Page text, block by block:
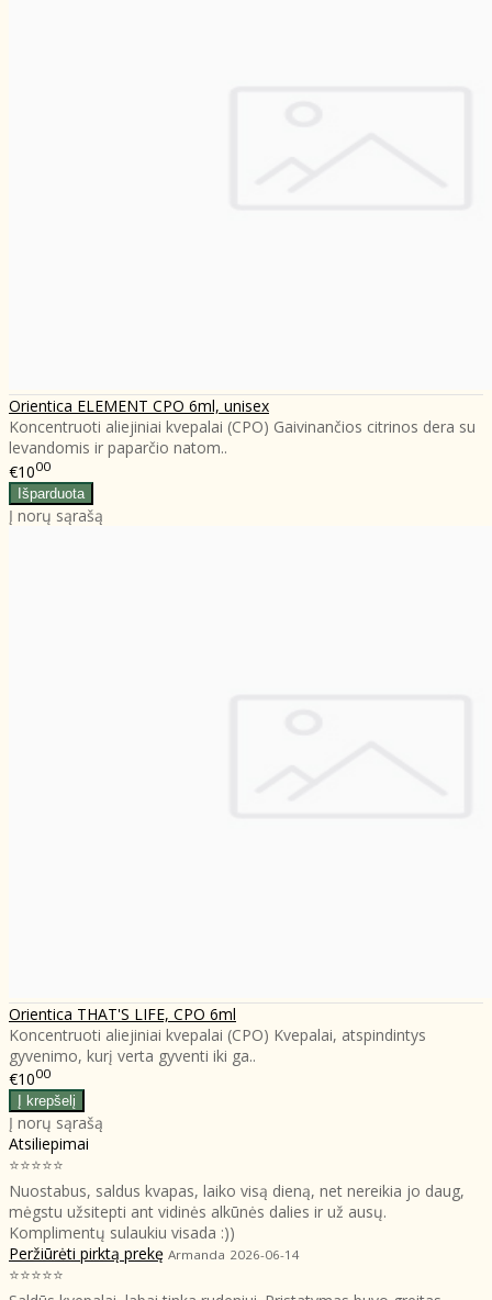
Orientica ELEMENT CPO 6ml, unisex
Koncentruoti aliejiniai kvepalai (CPO) Gaivinančios citrinos dera su
levandomis ir paparčio natom..
€1000
Į norų sąrašą
Orientica THAT'S LIFE, CPO 6ml
Koncentruoti aliejiniai kvepalai (CPO) Kvepalai, atspindintys
gyvenimo, kurį verta gyventi iki ga..
€1000
Į norų sąrašą
Atsiliepimai
⭐⭐⭐⭐⭐
Nuostabus, saldus kvapas, laiko visą dieną, net nereikia jo daug,
mėgstu užsitepti ant vidinės alkūnės dalies ir už ausų.
Komplimentų sulaukiu visada :))
Peržiūrėti pirktą prekę Armanda 2026-06-14
⭐⭐⭐⭐⭐